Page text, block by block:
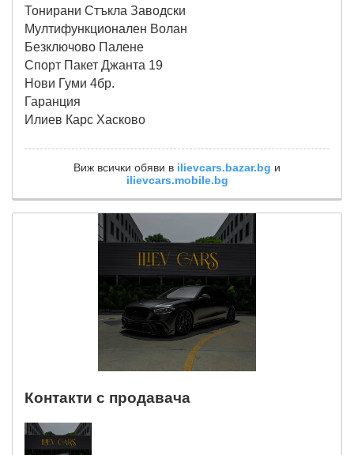
Тонирани Стъкла Заводски
Мултифункционален Волан
Безключово Палене
Спорт Пакет Джанта 19
Нови Гуми 4бр.
Гаранция
Илиев Карс Хасково
Виж всички обяви в ilievcars.bazar.bg и
ilievcars.mobile.bg
Контакти с продавача